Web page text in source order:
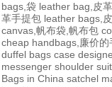
bags,袋 leather bag,皮
革手提包 leather bags,
canvas,帆布袋,帆布包
cheap handbags,廉价的
duffel bags case
messenger shoulder
Bags in China satchel